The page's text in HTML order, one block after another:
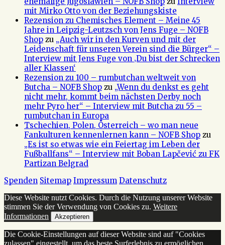
mit Mirko Otto von der Beziehungskiste
Rezension zu Chemisches Element – Meine 45
Jahre in Leipzig-Leutzsch von Jens Fuge – NOFB
Shop zu „Auch wir in den Kurven und mit der
Leidenschaft für unseren Verein sind die Bürger“ –
Interview mit Jens Fuge von ‚Du bist der Schrecken
aller Klassen‘
Rezension zu 100 – rumbutchan weltweit von
Butcha – NOFB Shop zu „Wenn du denkst es geht
nicht mehr, kommt beim nächsten Derby noch
mehr Pyro her“ – Interview mit Butcha zu 55 –
rumbutchan in Europa
Tschechien, Polen, Österreich – wo man neue
Fankulturen kennenlernen kann – NOFB Shop zu
„Es ist so etwas wie ein Feiertag im Leben der
Fußballfans“ – Interview mit Boban Lapčević zu FK
Partizan Belgrad
Spenden Sitemap Impressum Datenschutz
Diese Website nutzt Cookies. Durch die Nutzung unserer Website
stimmen Sie der Verwendung von Cookies zu. Weitere
Informationen
Akzeptieren
Die Cookie-Einstellungen auf dieser Website sind auf "Cookies
zulassen" eingestellt, um das beste Surferlebnis zu ermöglichen.